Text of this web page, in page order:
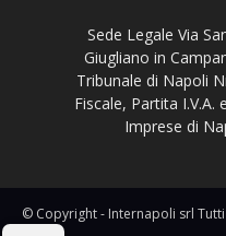
Sede Legale Via
Giugliano in
Tribunale di Napoli
Fiscale, Partita I.V.A.
Imprese di
© Copyright - Internapoli srl